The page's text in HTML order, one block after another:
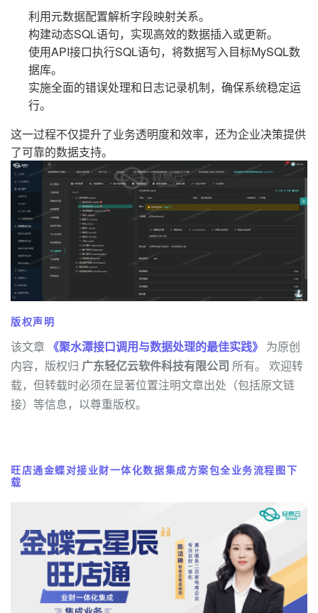
利用元数据配置解析字段映射关系。
构建动态SQL语句，实现高效的数据插入或更新。
使用API接口执行SQL语句，将数据写入目标MySQL数
据库。
实施全面的错误处理和日志记录机制，确保系统稳定运
行。
这一过程不仅提升了业务透明度和效率，还为企业决策提供
了可靠的数据支持。
版权声明
该文章 《聚水潭接口调用与数据处理的最佳实践》 为原创
内容，版权归 广东轻亿云软件科技有限公司 所有。 欢迎转
载，但转载时必须在显著位置注明文章出处（包括原文链
接）等信息，以尊重版权。
旺店通金蝶对接业财一体化数据集成方案包全业务流程图下
载